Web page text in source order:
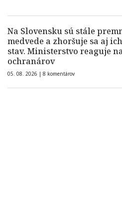
Na Slovensku sú stále
medvede a zhoršuje sa aj
stav. Ministerstvo reaguje
ochranárov
05. 08. 2026 | 8 komentárov